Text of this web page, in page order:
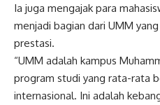
Ia juga mengajak para
menjadi bagian dari UMM
prestasi.
“UMM adalah kampus
program studi yang rata-rata
internasional. Ini adalah